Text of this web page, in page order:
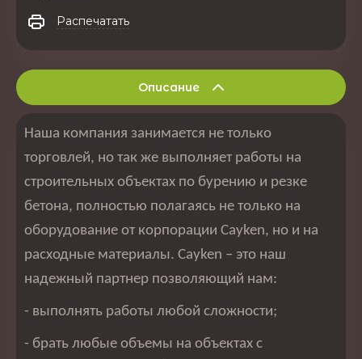
Распечатать
Описание
Наша компания занимается не только
торговлей, но так же выполняет работы на
строительных объектах по бурению и резке
бетона, полностью полагаясь не только на
оборудование от корпорации Cayken, но и на
расходные материалы. Cayken – это наш
надежный партнер позволяющий нам:
- выполнять работы любой сложности;
- брать любые объемы на объектах с